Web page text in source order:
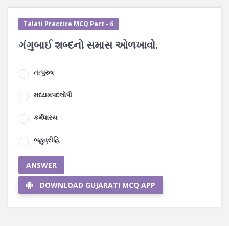
Talati Practice MCQ Part - 6
ગંગુબાઈ શબ્દનો સમાસ ઓળખાવો.
તત્પુરુષ
મધ્યમપદલોપી
કર્મધારય
બહુવ્રીહિ
ANSWER
DOWNLOAD GUJARATI MCQ APP